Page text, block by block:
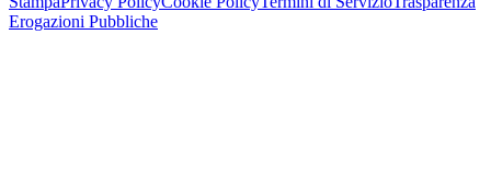
Erogazioni Pubbliche